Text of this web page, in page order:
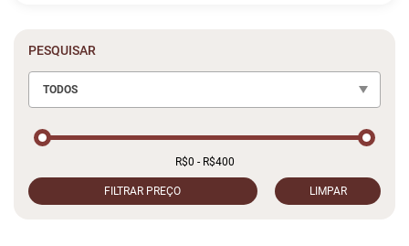
PESQUISAR
TODOS
FILTRAR PREÇO LIMPAR